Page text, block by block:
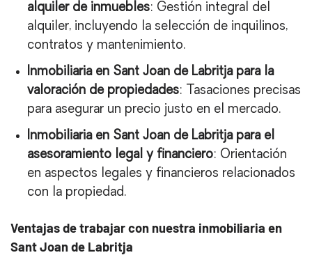
alquiler de inmuebles: Gestión integral del
alquiler, incluyendo la selección de inquilinos,
contratos y mantenimiento.
Inmobiliaria en Sant Joan de Labritja para la
valoración de propiedades: Tasaciones precisas
para asegurar un precio justo en el mercado.
Inmobiliaria en Sant Joan de Labritja para el
asesoramiento legal y financiero: Orientación
en aspectos legales y financieros relacionados
con la propiedad.
Ventajas de trabajar con nuestra inmobiliaria en
Sant Joan de Labritja